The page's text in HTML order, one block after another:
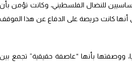
للنضال الفلسطيني، وكانت تؤمن بأن
أنها كانت حريصة على الدفاع عن هذا الموقف
ووصفتها بأنها “عاصفة حقيقية” تجمع بين